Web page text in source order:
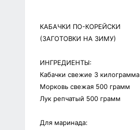
КАБАЧКИ ПО-КОРЕЙСКИ
(ЗАГОТОВКИ НА ЗИМУ)
ИНГРЕДИЕНТЫ:
Кабачки свежие 3 килограмма
Морковь свежая 500 грамм
Лук репчатый 500 грамм
Для маринада: